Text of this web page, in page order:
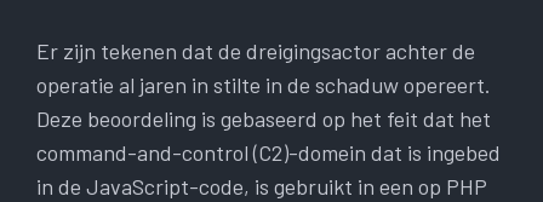
Er zijn tekenen dat de dreigingsactor achter de
operatie al jaren in stilte in de schaduw opereert.
Deze beoordeling is gebaseerd op het feit dat het
command-and-control (C2)-domein dat is ingebed
in de JavaScript-code, is gebruikt in een op PHP